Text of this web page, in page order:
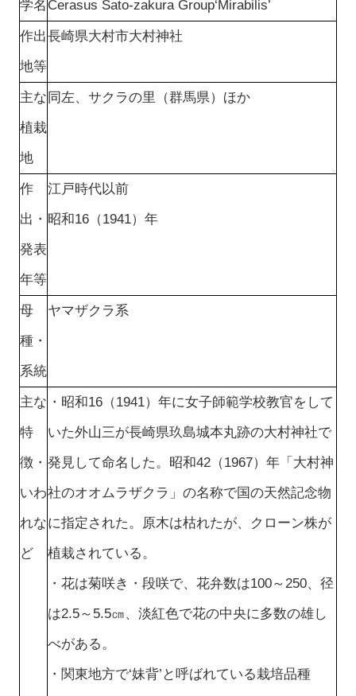
学名 Cerasus Sato-zakura Group‘Mirabilis’
作出
地等
長崎県大村市大村神社
主な
植栽
地
同左、サクラの里（群馬県）ほか
作
出・
発表
年等
江戸時代以前
昭和16（1941）年
母
種・
系統
ヤマザクラ系
主な
特
徴・
いわ
れな
ど
・昭和16（1941）年に女子師範学校教官をして
いた外山三が長崎県玖島城本丸跡の大村神社で
発見して命名した。昭和42（1967）年「大村神
社のオオムラザクラ」の名称で国の天然記念物
に指定された。原木は枯れたが、クローン株が
植栽されている。
・花は菊咲き・段咲で、花弁数は100～250、径
は2.5～5.5㎝、淡紅色で花の中央に多数の雄し
べがある。
・関東地方で‘妹背’と呼ばれている栽培品種